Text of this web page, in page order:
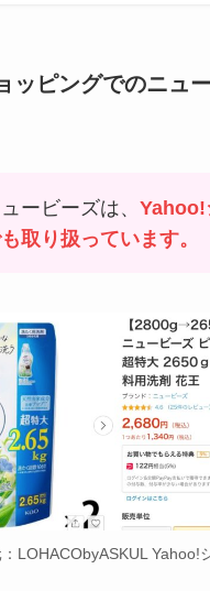
ッピングでのニュ
ービーズは、Yahoo!
取り扱っています。
LOHACObyASKUL Yahoo!